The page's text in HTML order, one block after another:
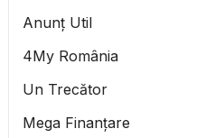
Anunț Util
4My România
Un Trecător
Mega Finanțare